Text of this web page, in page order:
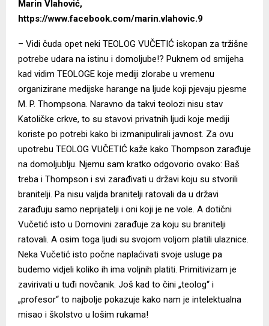
Marin Vlahović,
https://www.facebook.com/marin.vlahovic.9
– Vidi čuda opet neki TEOLOG VUČETIĆ iskopan za tržišne
potrebe udara na istinu i domoljube!? Puknem od smijeha
kad vidim TEOLOGE koje mediji zlorabe u vremenu
organizirane medijske harange na ljude koji pjevaju pjesme
M. P. Thompsona. Naravno da takvi teolozi nisu stav
Katoličke crkve, to su stavovi privatnih ljudi koje mediji
koriste po potrebi kako bi izmanipulirali javnost. Za ovu
upotrebu TEOLOG VUČETIĆ kaže kako Thompson zarađuje
na domoljublju. Njemu sam kratko odgovorio ovako: Baš
treba i Thompson i svi zarađivati u državi koju su stvorili
branitelji. Pa nisu valjda branitelji ratovali da u državi
zarađuju samo neprijatelji i oni koji je ne vole. A dotični
Vučetić isto u Domovini zarađuje za koju su branitelji
ratovali. A osim toga ljudi su svojom voljom platili ulaznice.
Neka Vučetić isto počne naplaćivati svoje usluge pa
budemo vidjeli koliko ih ima voljnih platiti. Primitivizam je
zavirivati u tuđi novčanik. Još kad to čini „teolog“ i
„profesor“ to najbolje pokazuje kako nam je intelektualna
misao i školstvo u lošim rukama!